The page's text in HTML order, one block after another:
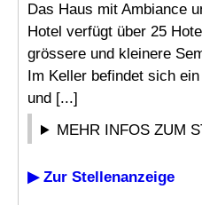
Das Haus mit Ambiance
Hotel verfügt über 25
grössere und kleinere
Im Keller befindet sich
und [...]
MEHR INFOS ZUM
▶ Zur Stellenanzeige